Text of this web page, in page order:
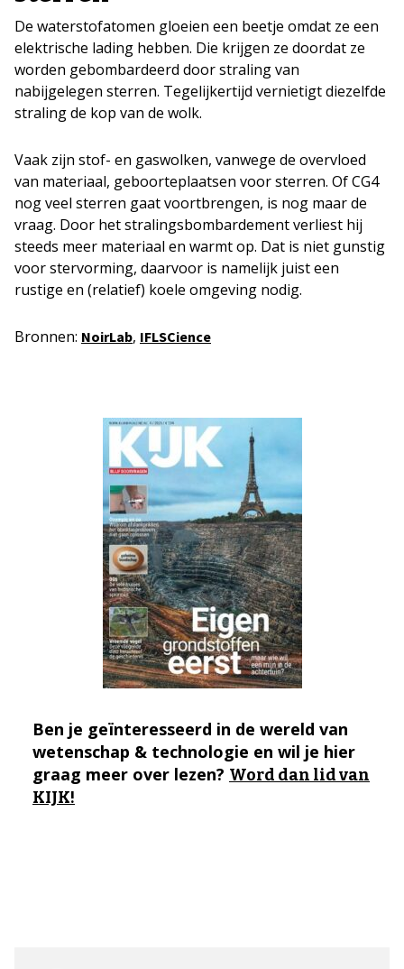
De waterstofatomen gloeien een beetje omdat ze een
elektrische lading hebben. Die krijgen ze doordat ze
worden gebombardeerd door straling van
nabijgelegen sterren. Tegelijkertijd vernietigt diezelfde
straling de kop van de wolk.
Vaak zijn stof- en gaswolken, vanwege de overvloed
van materiaal, geboorteplaatsen voor sterren. Of CG4
nog veel sterren gaat voortbrengen, is nog maar de
vraag. Door het stralingsbombardement verliest hij
steeds meer materiaal en warmt op. Dat is niet gunstig
voor stervorming, daarvoor is namelijk juist een
rustige en (relatief) koele omgeving nodig.
Bronnen: NoirLab, IFLSCience
Ben je geïnteresseerd in de wereld van
wetenschap & technologie en wil je hier
graag meer over lezen? Word dan lid van
KIJK!